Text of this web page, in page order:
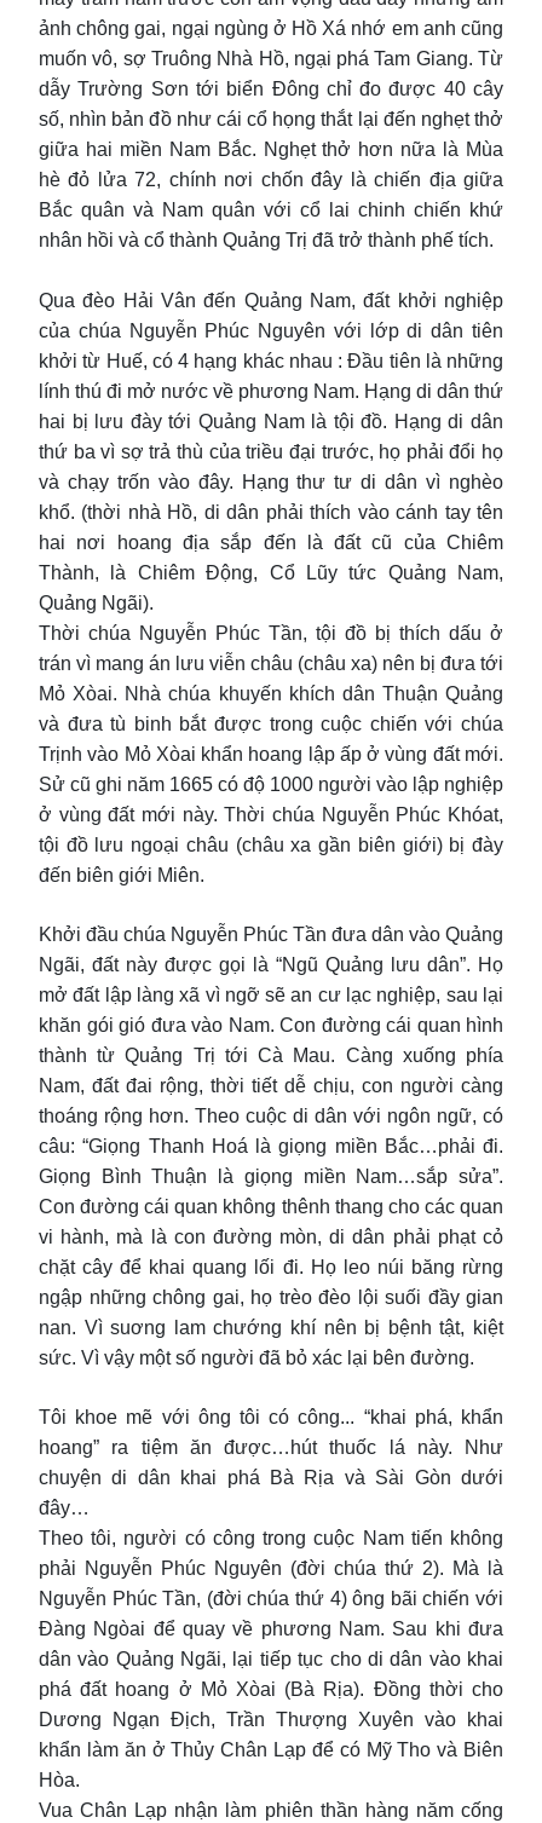
ảnh chông gai, ngại ngùng ở Hồ Xá nhớ em anh cũng
muốn vô, sợ Truông Nhà Hồ, ngại phá Tam Giang. Từ
dẫy Trường Sơn tới biển Đông chỉ đo được 40 cây
số, nhìn bản đồ như cái cổ họng thắt lại đến nghẹt thở
giữa hai miền Nam Bắc. Nghẹt thở hơn nữa là Mùa
hè đỏ lửa 72, chính nơi chốn đây là chiến địa giữa
Bắc quân và Nam quân với cổ lai chinh chiến khứ
nhân hồi và cổ thành Quảng Trị đã trở thành phế tích.
Qua đèo Hải Vân đến Quảng Nam, đất khởi nghiệp
của chúa Nguyễn Phúc Nguyên với lớp di dân tiên
khởi từ Huế, có 4 hạng khác nhau : Đầu tiên là những
lính thú đi mở nước về phương Nam. Hạng di dân thứ
hai bị lưu đày tới Quảng Nam là tội đồ. Hạng di dân
thứ ba vì sợ trả thù của triều đại trước, họ phải đổi họ
và chạy trốn vào đây. Hạng thư tư di dân vì nghèo
khổ. (thời nhà Hồ, di dân phải thích vào cánh tay tên
hai nơi hoang địa sắp đến là đất cũ của Chiêm
Thành, là Chiêm Động, Cổ Lũy tức Quảng Nam,
Quảng Ngãi).
Thời chúa Nguyễn Phúc Tần, tội đồ bị thích dấu ở
trán vì mang án lưu viễn châu (châu xa) nên bị đưa tới
Mỏ Xòai. Nhà chúa khuyến khích dân Thuận Quảng
và đưa tù binh bắt được trong cuộc chiến với chúa
Trịnh vào Mỏ Xòai khẩn hoang lập ấp ở vùng đất mới.
Sử cũ ghi năm 1665 có độ 1000 người vào lập nghiệp
ở vùng đất mới này. Thời chúa Nguyễn Phúc Khóat,
tội đồ lưu ngoại châu (châu xa gần biên giới) bị đày
đến biên giới Miên.
Khởi đầu chúa Nguyễn Phúc Tần đưa dân vào Quảng
Ngãi, đất này được gọi là “Ngũ Quảng lưu dân”. Họ
mở đất lập làng xã vì ngỡ sẽ an cư lạc nghiệp, sau lại
khăn gói gió đưa vào Nam. Con đường cái quan hình
thành từ Quảng Trị tới Cà Mau. Càng xuống phía
Nam, đất đai rộng, thời tiết dễ chịu, con người càng
thoáng rộng hơn. Theo cuộc di dân với ngôn ngữ, có
câu: “Giọng Thanh Hoá là giọng miền Bắc…phải đi.
Giọng Bình Thuận là giọng miền Nam…sắp sửa”.
Con đường cái quan không thênh thang cho các quan
vi hành, mà là con đường mòn, di dân phải phạt cỏ
chặt cây để khai quang lối đi. Họ leo núi băng rừng
ngập những chông gai, họ trèo đèo lội suối đầy gian
nan. Vì suơng lam chướng khí nên bị bệnh tật, kiệt
sức. Vì vậy một số người đã bỏ xác lại bên đường.
Tôi khoe mẽ với ông tôi có công... “khai phá, khẩn
hoang” ra tiệm ăn được…hút thuốc lá này. Như
chuyện di dân khai phá Bà Rịa và Sài Gòn dưới
đây…
Theo tôi, người có công trong cuộc Nam tiến không
phải Nguyễn Phúc Nguyên (đời chúa thứ 2). Mà là
Nguyễn Phúc Tần, (đời chúa thứ 4) ông bãi chiến với
Đàng Ngòai để quay về phương Nam. Sau khi đưa
dân vào Quảng Ngãi, lại tiếp tục cho di dân vào khai
phá đất hoang ở Mỏ Xòai (Bà Rịa). Đồng thời cho
Dương Ngạn Địch, Trần Thượng Xuyên vào khai
khẩn làm ăn ở Thủy Chân Lạp để có Mỹ Tho và Biên
Hòa.
Vua Chân Lạp nhận làm phiên thần hàng năm cống